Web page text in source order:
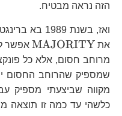
הזה נראה מבטיח.
ואז, בשנת
את MAJORITY אפשר
מרוחב חסום, אלא כל
\text{NC}^{1}
שמספיק שהרוחב החסום
מקווה שביצעתי מספיק
כלשהי עד כמה זו תוצאה